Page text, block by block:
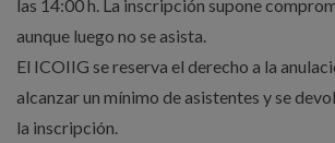
las 14:00 h. La inscripción supone
aunque luego no se asista.
El ICOIIG se reserva el derecho a la
alcanzar un mínimo de asistentes y se
la inscripción.